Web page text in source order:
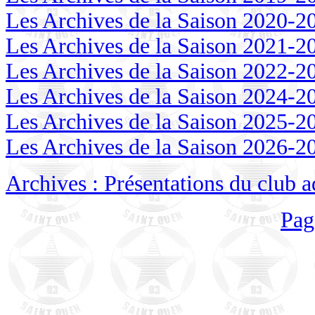
Les Archives de la Saison 2020-
Les Archives de la Saison 2021-
Les Archives de la Saison 2022-
Les Archives de la Saison 2024-
Les Archives de la Saison 2025-
Les Archives de la Saison 2026-
Archives : Présentations du club